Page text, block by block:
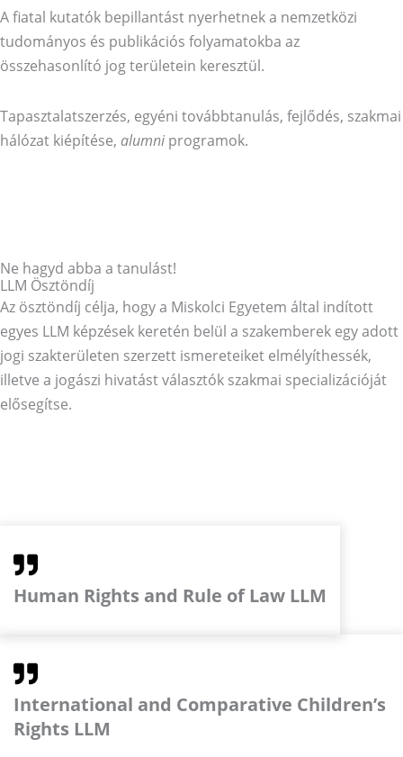
A fiatal kutatók bepillantást nyerhetnek a nemzetközi
tudományos és publikációs folyamatokba az
összehasonlító jog területein keresztül.
Tapasztalatszerzés, egyéni továbbtanulás, fejlődés, szakmai
hálózat kiépítése, alumni programok.
Ne hagyd abba a tanulást!
LLM Ösztöndíj
Az ösztöndíj célja, hogy a Miskolci Egyetem által indított
egyes LLM képzések keretén belül a szakemberek egy adott
jogi szakterületen szerzett ismereteiket elmélyíthessék,
illetve a jogászi hivatást választók szakmai specializációját
elősegítse.
Human Rights and Rule of Law LLM
International and Comparative Children’s
Rights LLM